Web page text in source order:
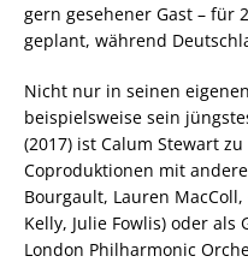
gern gesehener Gast – für
geplant, während
Nicht nur in seinen
beispielsweise sein
(2017) ist Calum Stewart
Coproduktionen mit
Bourgault, Lauren
Kelly, Julie Fowlis) oder
London Philharmonic